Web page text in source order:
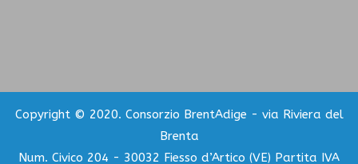
Copyright © 2020. Consorzio BrentAdige - via Riviera del
Brenta
Num. Civico 204 - 30032 Fiesso d’Artico (VE) Partita IVA